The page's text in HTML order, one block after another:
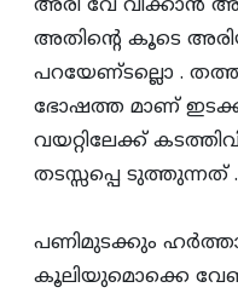
അരി വേ വിക്കാന്‍
അതിന്റെ കൂടെ
പറയേണ്‌ടല്ലൊ .
ഭോഷത്ത മാണ്‌
വയറ്റിലേക്ക്‌
തടസ്സപ്പെ ടുത്തുന്നത്‌ .
പണിമുടക്കും
കൂലിയുമൊക്കെ